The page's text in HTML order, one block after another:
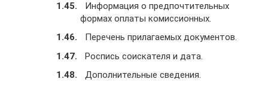
Информация о предпочтительных
формах оплаты комиссионных.
Перечень прилагаемых документов.
Роспись соискателя и дата.
Дополнительные сведения.